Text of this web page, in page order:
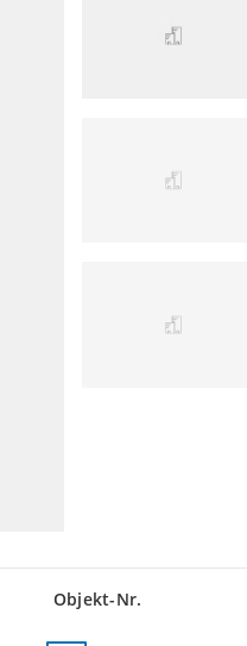
Objekt-Nr.